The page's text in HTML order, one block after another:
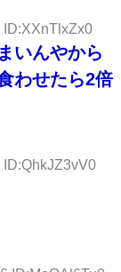
ID:XXnTlxZx0
いんやから
わせたら2倍
ID:QhkJZ3vV0